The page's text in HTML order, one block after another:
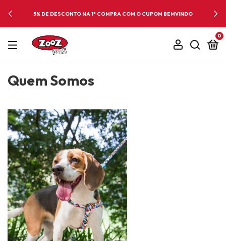
5% DE DESCONTO NA 1º COMPRA COM O CUPOM BEMVINDO
0
Quem Somos